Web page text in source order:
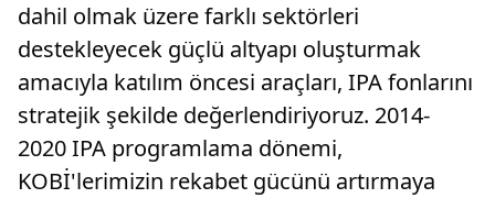
dahil olmak üzere farklı sektörleri
destekleyecek güçlü altyapı oluşturmak
amacıyla katılım öncesi araçları, IPA fonlarını
stratejik şekilde değerlendiriyoruz. 2014-
2020 IPA programlama dönemi,
KOBİ'lerimizin rekabet gücünü artırmaya